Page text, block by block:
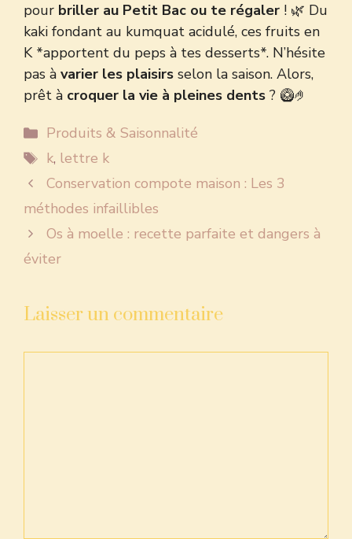
pour briller au Petit Bac ou te régaler ! 🌿 Du
kaki fondant au kumquat acidulé, ces fruits en
K *apportent du peps à tes desserts*. N’hésite
pas à varier les plaisirs selon la saison. Alors,
prêt à croquer la vie à pleines dents ? 🥝🤌
Catégories
Produits & Saisonnalité
Étiquettes
k, lettre k
Conservation compote maison : Les 3
méthodes infaillibles
Os à moelle : recette parfaite et dangers à
éviter
Laisser un commentaire